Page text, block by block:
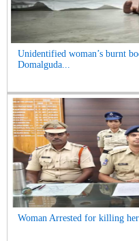
Unidentified woman’s burnt
Domalguda...
Woman Arrested for killing